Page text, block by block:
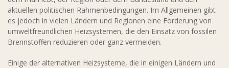
aktuellen politischen Rahmenbedingungen. Im Allgemeinen gibt
es jedoch in vielen Ländern und Regionen eine Förderung von
umweltfreundlichen Heizsystemen, die den Einsatz von fossilen
Brennstoffen reduzieren oder ganz vermeiden.
Einige der alternativen Heizsysteme, die in einigen Ländern und